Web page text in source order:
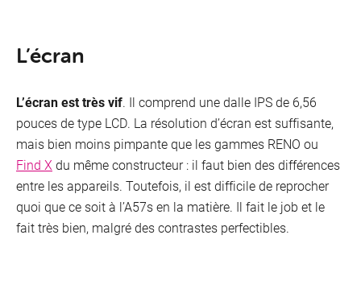
L’écran
L’écran est très vif. Il comprend une dalle IPS de 6,56
pouces de type LCD. La résolution d’écran est suffisante,
mais bien moins pimpante que les gammes RENO ou
Find X du même constructeur : il faut bien des différences
entre les appareils. Toutefois, il est difficile de reprocher
quoi que ce soit à l’A57s en la matière. Il fait le job et le
fait très bien, malgré des contrastes perfectibles.